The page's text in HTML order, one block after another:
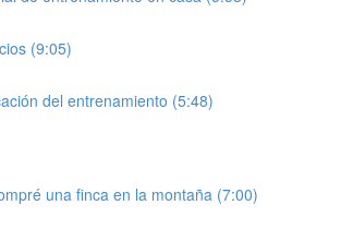
(9:05)
del entrenamiento (5:48)
una finca en la montaña (7:00)